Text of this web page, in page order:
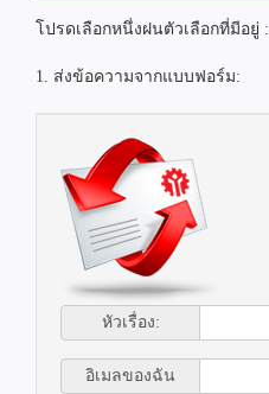
โปรดเลือกหนึ่งฝนตัวเลือกที่มีอยู่ :
1. ส่งข้อความจากแบบฟอร์ม:
หัวเรื่อง:
อิเมลของฉัน